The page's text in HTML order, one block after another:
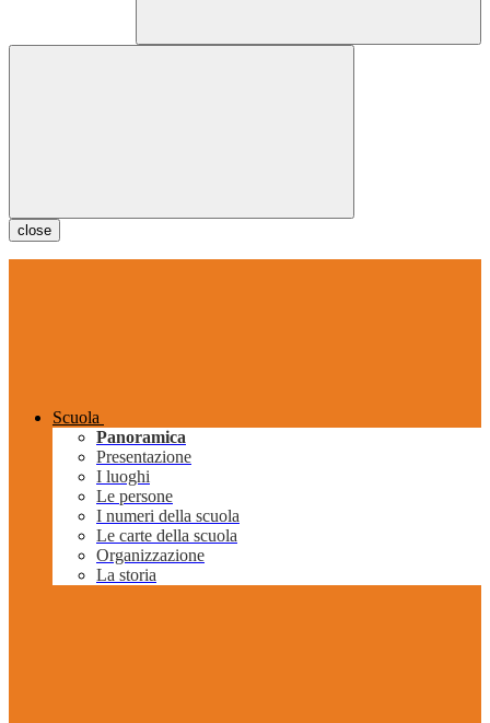
close
Scuola
Panoramica
Presentazione
I luoghi
Le persone
I numeri della scuola
Le carte della scuola
Organizzazione
La storia